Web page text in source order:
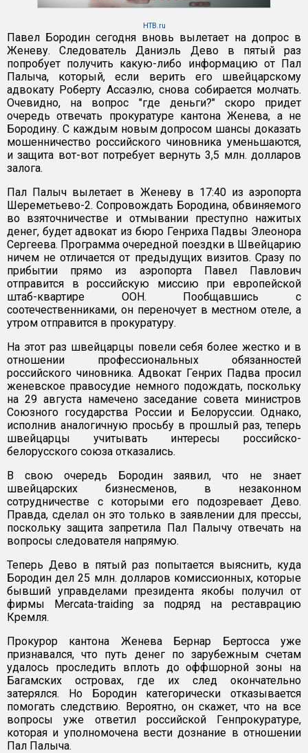
HTB.ru
Павел Бородин сегодня вновь вылетает на допрос в
Женеву. Следователь Даниэль Дево в пятый раз
попробует получить какую-либо информацию от Пал
Палыча, который, если верить его швейцарскому
адвокату Роберту Ассаэлю, снова собирается молчать.
Очевидно, на вопрос "где деньги?" скоро придет
очередь отвечать прокуратуре кантона Женева, а не
Бородину. С каждым новым допросом шансы доказать
мошенничество российского чиновника уменьшаются,
и защита вот-вот потребует вернуть 3,5 млн. долларов
залога.
Пал Палыч вылетает в Женеву в 17:40 из аэропорта
Шереметьево-2. Сопровождать Бородина, обвиняемого
во взяточничестве и отмывании преступно нажитых
денег, будет адвокат из бюро Генриха Падвы Элеонора
Сергеева. Программа очередной поездки в Швейцарию
ничем не отличается от предыдущих визитов. Сразу по
прибытии прямо из аэропорта Павел Павлович
отправится в российскую миссию при европейской
штаб-квартире ООН. Пообщавшись с
соотечественниками, он переночует в местном отеле, а
утром отправится в прокуратуру.
На этот раз швейцарцы повели себя более жестко и в
отношении профессиональных обязанностей
российского чиновника. Адвокат Генрих Падва просил
женевское правосудие немного подождать, поскольку
на 29 августа намечено заседание совета министров
Союзного государства России и Белоруссии. Однако,
исполнив аналогичную просьбу в прошлый раз, теперь
швейцарцы учитывать интересы российско-
белорусского союза отказались.
В свою очередь Бородин заявил, что не знает
швейцарских бизнесменов, в незаконном
сотрудничестве с которыми его подозревает Дево.
Правда, сделал он это только в заявлении для прессы,
поскольку защита запретила Пал Палычу отвечать на
вопросы следователя напрямую.
Теперь Дево в пятый раз попытается выяснить, куда
Бородин дел 25 млн. долларов комиссионных, которые
бывший управделами президента якобы получил от
фирмы Mercata-traiding за подряд на реставрацию
Кремля.
Прокурор кантона Женева Бернар Бертосса уже
признавался, что путь денег по зарубежным счетам
удалось проследить вплоть до оффшорной зоны на
Багамских островах, где их след окончательно
затерялся. Но Бородин категорически отказывается
помогать следствию. Вероятно, он скажет, что на все
вопросы уже ответил российской Генпрокуратуре,
которая и уполномочена вести дознание в отношении
Пал Палыча.